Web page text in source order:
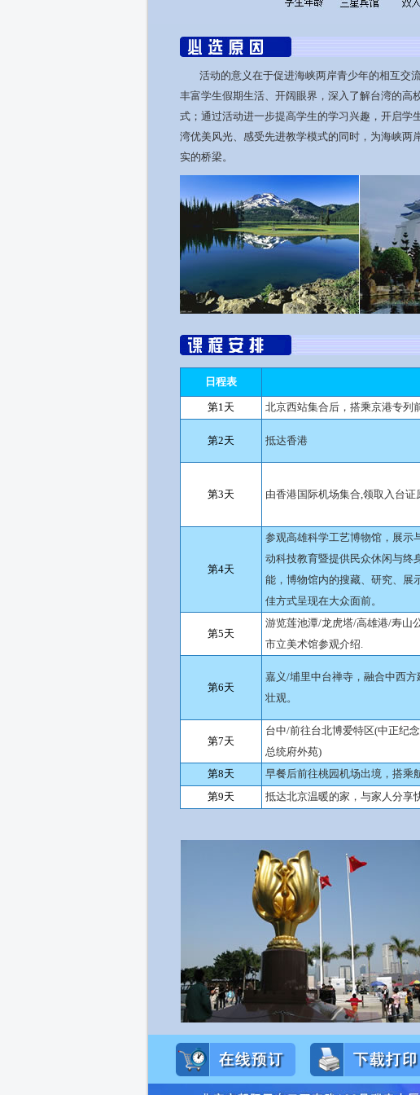
活动的意义在于促进海峡两岸青少年的相互交
丰富学生假期生活、开阔眼界，深入了解台湾的高
式；通过活动进一步提高学生的学习兴趣，开启学
湾优美风光、感受先进教学模式的同时，为海峡两
实的桥梁。
日程表
第1天 北京西站集合后，搭乘京港专列
第2天 抵达香港
第3天 由香港国际机场集合,领取入台证
第4天
参观高雄科学工艺博物馆，展示
动科技教育暨提供民众休闲与终
能，博物馆内的搜藏、研究、展
佳方式呈现在大众面前。
第5天
游览莲池潭/龙虎塔/高雄港/寿山
市立美术馆参观介绍.
第6天
嘉义/埔里中台禅寺，融合中西
壮观。
第7天
台中/前往台北博爱特区(中正纪
总统府外苑)
第8天 早餐后前往桃园机场出境，搭乘
第9天
抵达北京温暖的家，与家人分享